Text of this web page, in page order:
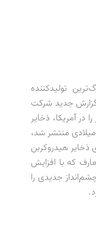
بزرگ‌ترین تولیدکننده
جدید شرکت
آمریکا، ذخایر
ژانویه سال جدید میلادی منتشر شد،
و گاز از منابعی مثل شیل1 (سنگ حاوی ذخایر هیدروکربن
که با افزایش
جدیدی را